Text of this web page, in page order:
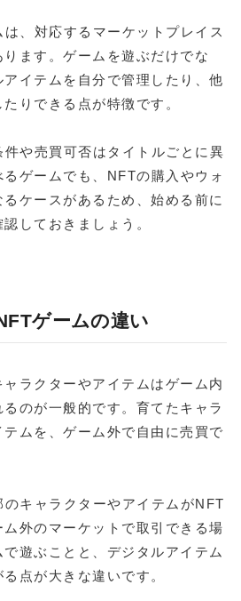
、対応するマーケットプレイス
ます。ゲームを遊ぶだけでな
アイテムを自分で管理したり、他
りできる点が特徴です。
や売買可否はタイトルごとに異
ゲームでも、NFTの購入やウォ
ケースがあるため、始める前に
しておきましょう。
ゲームの違い
ラクターやアイテムはゲーム内
のが一般的です。育てたキャラ
ムを、ゲーム外で自由に売買で
キャラクターやアイテムがNFT
外のマーケットで取引できる場
遊ぶことと、デジタルアイテム
点が大きな違いです。